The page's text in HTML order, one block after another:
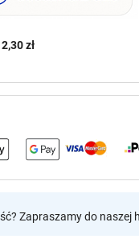
Zapraszamy do
zł